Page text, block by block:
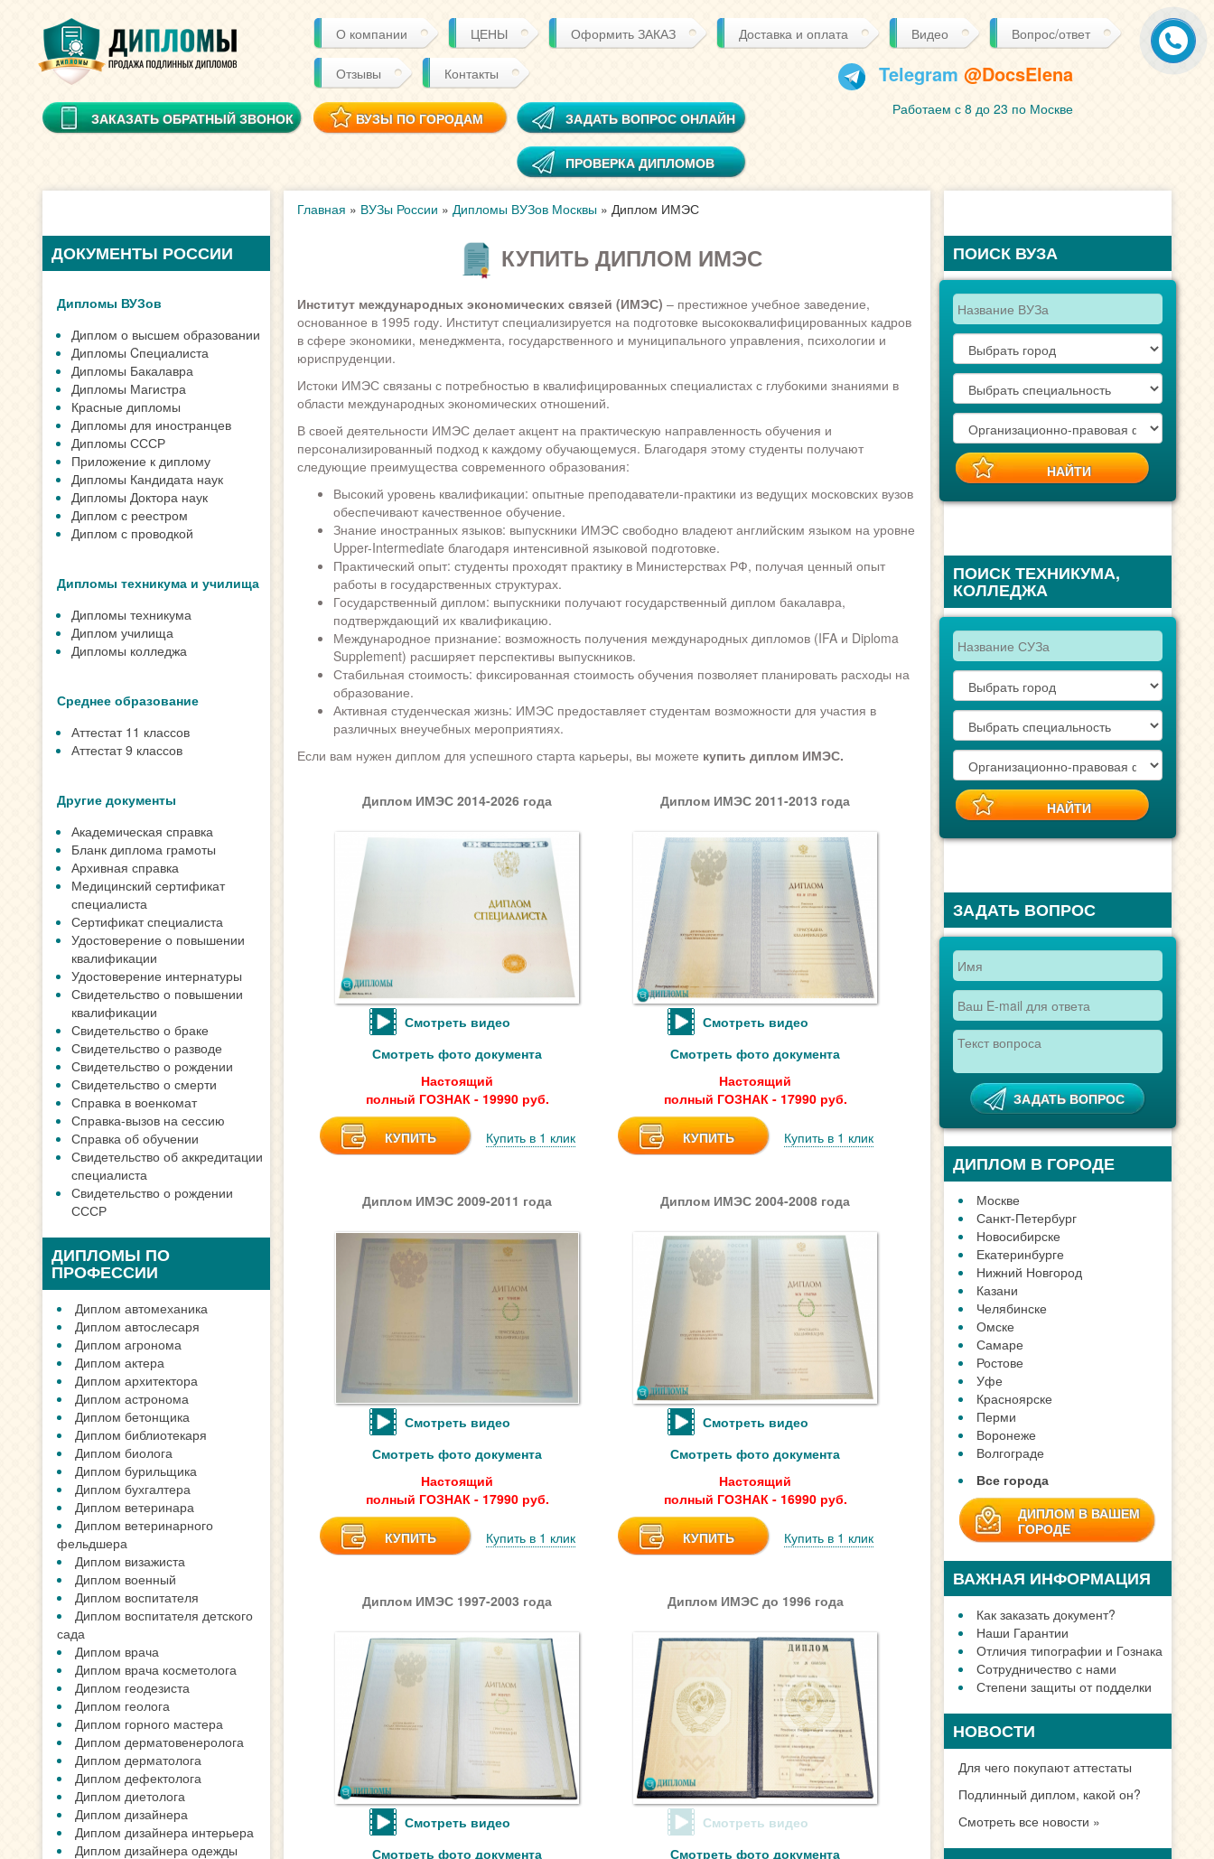
О компании ЦЕНЫ Оформить ЗАКАЗ Доставка и оплата Видео Вопрос/ответ
Отзывы Контакты
ЗАКАЗАТЬ ОБРАТНЫЙ ЗВОНОК ВУЗЫ ПО ГОРОДАМ ЗАДАТЬ ВОПРОС ОНЛАЙН
ПРОВЕРКА ДИПЛОМОВ
Telegram @DocsElena
Работаем с 8 до 23 по Москве
ДОКУМЕНТЫ РОССИИ
Дипломы ВУЗов
Диплом о высшем образовании
Дипломы Cпециалиста
Дипломы Бакалавра
Дипломы Магистра
Красные дипломы
Дипломы для иностранцев
Дипломы СССР
Приложение к диплому
Дипломы Кандидата наук
Дипломы Доктора наук
Диплом с реестром
Диплом с проводкой
Дипломы техникума и училища
Дипломы техникума
Диплом училища
Дипломы колледжа
Среднее образование
Аттестат 11 классов
Аттестат 9 классов
Другие документы
Академическая справка
Бланк диплома грамоты
Архивная справка
Медицинский сертификат
специалиста
Сертификат специалиста
Удостоверение о повышении
квалификации
Удостоверение интернатуры
Свидетельство о повышении
квалификации
Свидетельство о браке
Свидетельство о разводе
Свидетельство о рождении
Свидетельство о смерти
Справка в военкомат
Справка-вызов на сессию
Справка об обучении
Свидетельство об аккредитации
специалиста
Свидетельство о рождении
СССР
ДИПЛОМЫ ПО
ПРОФЕССИИ
Диплом автомеханика
Диплом автослесаря
Диплом агронома
Диплом актера
Диплом архитектора
Диплом астронома
Диплом бетонщика
Диплом библиотекаря
Диплом биолога
Диплом бурильщика
Диплом бухгалтера
Диплом ветеринара
Диплом ветеринарного
фельдшера
Диплом визажиста
Диплом военный
Диплом воспитателя
Диплом воспитателя детского
сада
Диплом врача
Диплом врача косметолога
Диплом геодезиста
Диплом геолога
Диплом горного мастера
Диплом дерматовенеролога
Диплом дерматолога
Диплом дефектолога
Диплом диетолога
Диплом дизайнера
Диплом дизайнера интерьера
Диплом дизайнера одежды
Главная » ВУЗы России » Дипломы ВУЗов Москвы» Диплом ИМЭС
КУПИТЬ ДИПЛОМ ИМЭС
Институт международных экономических связей (ИМЭС) – престижное учебное заведение,
основанное в 1995 году. Институт специализируется на подготовке высококвалифицированных кадров
в сфере экономики, менеджмента, государственного и муниципального управления, психологии и
юриспруденции.
Истоки ИМЭС связаны с потребностью в квалифицированных специалистах с глубокими знаниями в
области международных экономических отношений.
В своей деятельности ИМЭС делает акцент на практическую направленность обучения и
персонализированный подход к каждому обучающемуся. Благодаря этому студенты получают
следующие преимущества современного образования:
Высокий уровень квалификации: опытные преподаватели-практики из ведущих московских вузов
обеспечивают качественное обучение.
Знание иностранных языков: выпускники ИМЭС свободно владеют английским языком на уровне
Upper-Intermediate благодаря интенсивной языковой подготовке.
Практический опыт: студенты проходят практику в Министерствах РФ, получая ценный опыт
работы в государственных структурах.
Государственный диплом: выпускники получают государственный диплом бакалавра,
подтверждающий их квалификацию.
Международное признание: возможность получения международных дипломов (IFA и Diploma
Supplement) расширяет перспективы выпускников.
Стабильная стоимость: фиксированная стоимость обучения позволяет планировать расходы на
образование.
Активная студенческая жизнь: ИМЭС предоставляет студентам возможности для участия в
различных внеучебных мероприятиях.
Если вам нужен диплом для успешного старта карьеры, вы можете купить диплом ИМЭС.
Диплом ИМЭС 2014-2026 года
Смотреть видео
Смотреть фото документа
Настоящий
полный ГОЗНАК - 19990 руб.
КУПИТЬ Купить в 1 клик
Диплом ИМЭС 2011-2013 года
Смотреть видео
Смотреть фото документа
Настоящий
полный ГОЗНАК - 17990 руб.
КУПИТЬ Купить в 1 клик
Диплом ИМЭС 2009-2011 года
Смотреть видео
Смотреть фото документа
Настоящий
полный ГОЗНАК - 17990 руб.
КУПИТЬ Купить в 1 клик
Диплом ИМЭС 2004-2008 года
Смотреть видео
Смотреть фото документа
Настоящий
полный ГОЗНАК - 16990 руб.
КУПИТЬ Купить в 1 клик
Диплом ИМЭС 1997-2003 года
Смотреть видео
Смотреть фото документа
Диплом ИМЭС до 1996 года
Смотреть видео
Смотреть фото документа
ПОИСК ВУЗА
ПОИСК ТЕХНИКУМА,
КОЛЛЕДЖА
ЗАДАТЬ ВОПРОС
ДИПЛОМ В ГОРОДЕ
Москве
Санкт-Петербург
Новосибирске
Екатеринбурге
Нижний Новгород
Казани
Челябинске
Омске
Самаре
Ростове
Уфе
Красноярске
Перми
Воронеже
Волгограде
Все города
ДИПЛОМ В ВАШЕМ
ГОРОДЕ
ВАЖНАЯ ИНФОРМАЦИЯ
Как заказать документ?
Наши Гарантии
Отличия типографии и Гознака
Сотрудничество с нами
Степени защиты от подделки
НОВОСТИ
Для чего покупают аттестаты
Подлинный диплом, какой он?
Смотреть все новости »